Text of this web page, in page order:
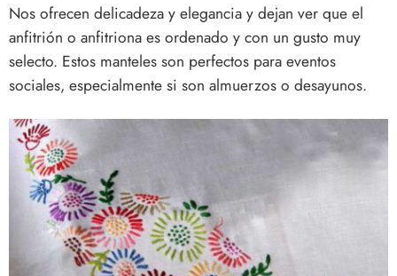
Nos ofrecen delicadeza y elegancia y dejan ver que el
anfitrión o anfitriona es ordenado y con un gusto muy
selecto. Estos manteles son perfectos para eventos
sociales, especialmente si son almuerzos o desayunos.